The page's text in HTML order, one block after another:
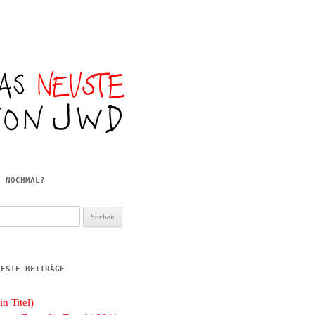
NOCHMAL?
BEITRÄGE
Titel)